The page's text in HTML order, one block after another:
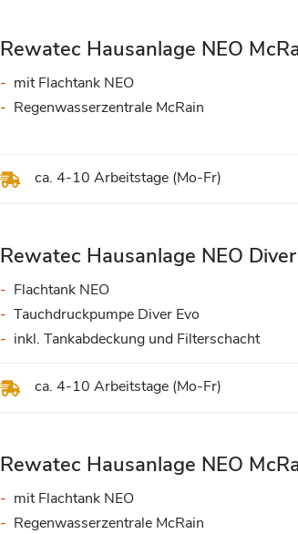
Rewatec Hausanlage NEO
ca. 4-10 Arbeitstage (Mo-Fr)
mit Flachtank NEO
Regenwasserzentrale McRain
Rewatec Hausanlage NEO
ca. 4-10 Arbeitstage (Mo-Fr)
Flachtank NEO
Tauchdruckpumpe Diver Evo
inkl. Tankabdeckung und Filterschacht
Rewatec Hausanlage NEO
mit Flachtank NEO
Regenwasserzentrale McRain